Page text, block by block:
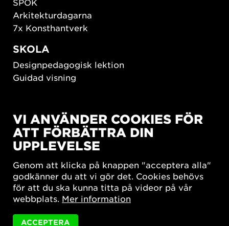
Arkitekturdagarna
7x Konsthantverk
SKOLA
Designpedagogisk lektion
Guidad visning
New European Bauhaus
SUSTAINORDIC
Share Future Living
What Matter_s
VI ANVÄNDER COOKIES FÖR
ATT FÖRBÄTTRA DIN
UPPLEVELSE
Genom att klicka på knappen "acceptera alla"
godkänner du att vi gör det. Cookies behövs
för att du ska kunna titta på videor på vår
webbplats. Mer information
ACCEPTERA